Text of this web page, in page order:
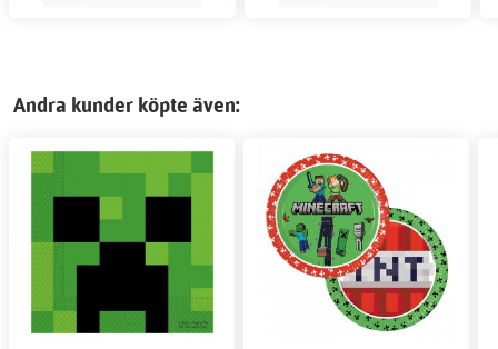
Andra kunder köpte även: